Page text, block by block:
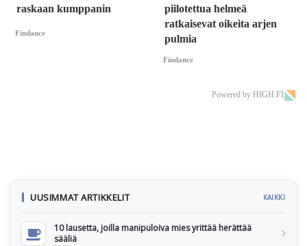
raskaan kumppanin
Findance
piilotettua helmeä
ratkaisevat oikeita arjen
pulmia
Findance
Powered by HIGH.FI
UUSIMMAT ARTIKKELIT KAIKKI
10 lausetta, joilla manipuloiva mies yrittää herättää
sääliä